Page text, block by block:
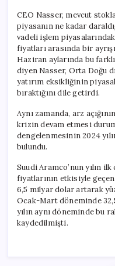
CEO Nasser, mevcut
piyasanın ne kadar
vadeli işlem
fiyatları arasında bir
Haziran aylarında bu
diyen Nasser, Orta Doğu
yatırım eksikliğinin
bıraktığını dile getirdi.
Aynı zamanda, arz
krizin devam etmesi
dengelenmesinin 2024
bulundu.
Suudi Aramco’nun yılın
fiyatlarının etkisiyle
6,5 milyar dolar artarak
Ocak-Mart döneminde
yılın aynı döneminde bu
kaydedilmişti.